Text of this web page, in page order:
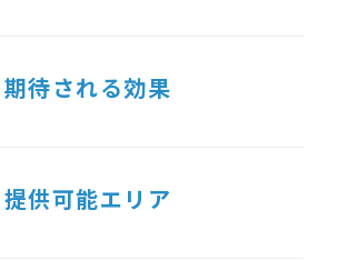
期待される効果
提供可能エリア